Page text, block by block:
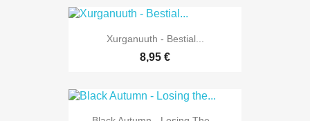
Xurganuuth - Bestial...
8,95 €